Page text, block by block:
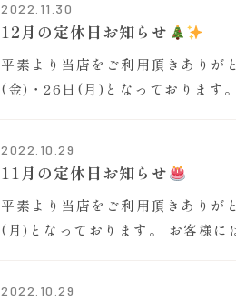
2022.11.30
12月の定休日お知らせ
平素より当店をご利用頂きあり
(金)・26日(月)となっております
2022.10.29
11月の定休日お知らせ
平素より当店をご利用頂きあり
(月)となっております。 お客様
2022.10.29